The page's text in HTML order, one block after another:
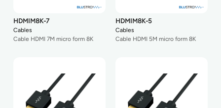
HDMIM8K-7
Cables
Cable HDMI 7M micro form 8K
HDMIM8K-5
Cables
Cable HDMI 5M micro form 8K